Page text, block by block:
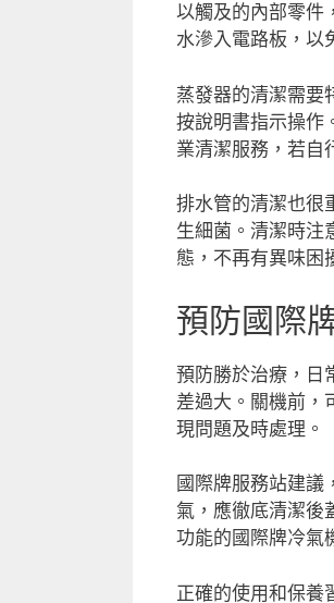
以觸及的內部零件
水滲入電路板，以
蒸發器的清潔需要
按說明書指示操作
業清潔服務，若自
排水管的清潔也很
生細菌。清潔時注
態，不再有異味困
預防國際
預防勝於治療，日
差過大。關機前，
現問題及時處理。
國際牌服務站建議
氣，應徹底清潔後
功能的國際牌冷氣
正確的使用和保養